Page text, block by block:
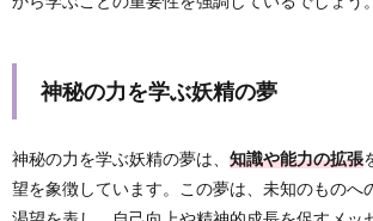
神秘の力を学ぶ妖精の夢
神秘の力を学ぶ妖精の夢は、 知識や能力の拡張
望を象徴しています。この夢は、未知のものへ